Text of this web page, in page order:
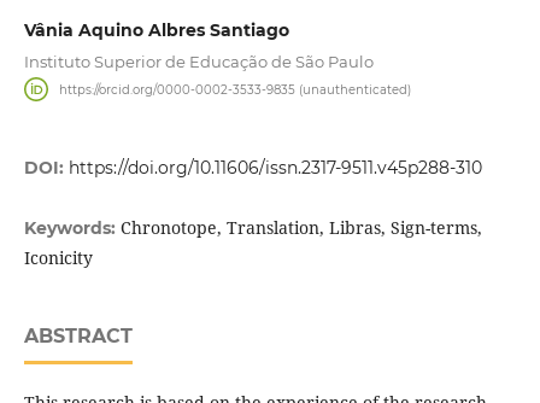
Vânia Aquino Albres Santiago
Instituto Superior de Educação de São Paulo
https://orcid.org/0000-0002-3533-9835 (unauthenticated)
DOI: https://doi.org/10.11606/issn.2317-9511.v45p288-310
Keywords: Chronotope, Translation, Libras, Sign-terms,
Iconicity
ABSTRACT